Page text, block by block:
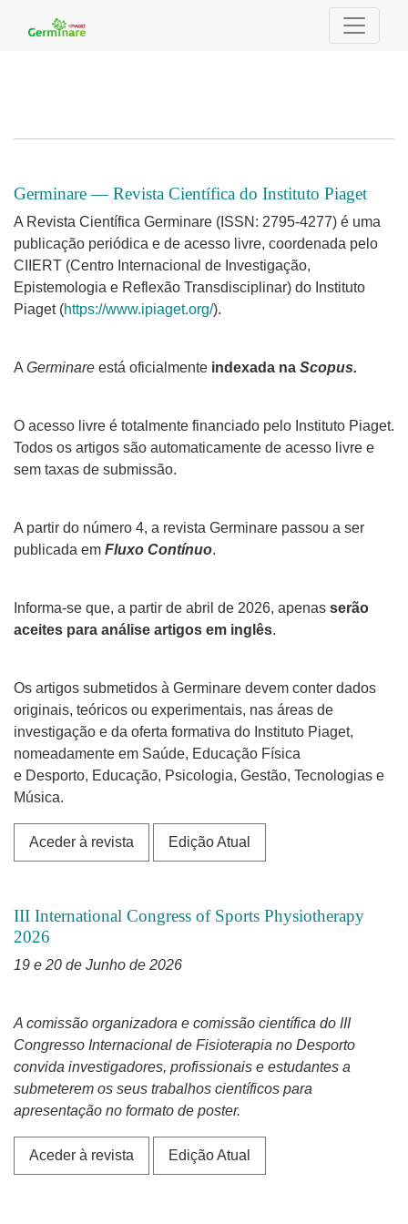
##journal.journals##
Germinare — Revista Científica do Instituto Piaget
A Revista Científica Germinare (ISSN: 2795-4277) é uma
publicação periódica e de acesso livre, coordenada pelo
CIIERT (Centro Internacional de Investigação,
Epistemologia e Reflexão Transdisciplinar) do Instituto
Piaget (https://www.ipiaget.org/).
A Germinare está oficialmente indexada na Scopus.
O acesso livre é totalmente financiado pelo Instituto Piaget.
Todos os artigos são automaticamente de acesso livre e
sem taxas de submissão.
A partir do número 4, a revista Germinare passou a ser
publicada em Fluxo Contínuo.
Informa-se que, a partir de abril de 2026, apenas serão
aceites para análise artigos em inglês.
Os artigos submetidos à Germinare devem conter dados
originais, teóricos ou experimentais, nas áreas de
investigação e da oferta formativa do Instituto Piaget,
nomeadamente em Saúde, Educação Física
e Desporto, Educação, Psicologia, Gestão, Tecnologias e
Música.
Aceder à revista Edição Atual
III International Congress of Sports Physiotherapy
2026
19 e 20 de Junho de 2026
A comissão organizadora e comissão científica do III
Congresso Internacional de Fisioterapia no Desporto
convida investigadores, profissionais e estudantes a
submeterem os seus trabalhos científicos para
apresentação no formato de poster.
Aceder à revista Edição Atual